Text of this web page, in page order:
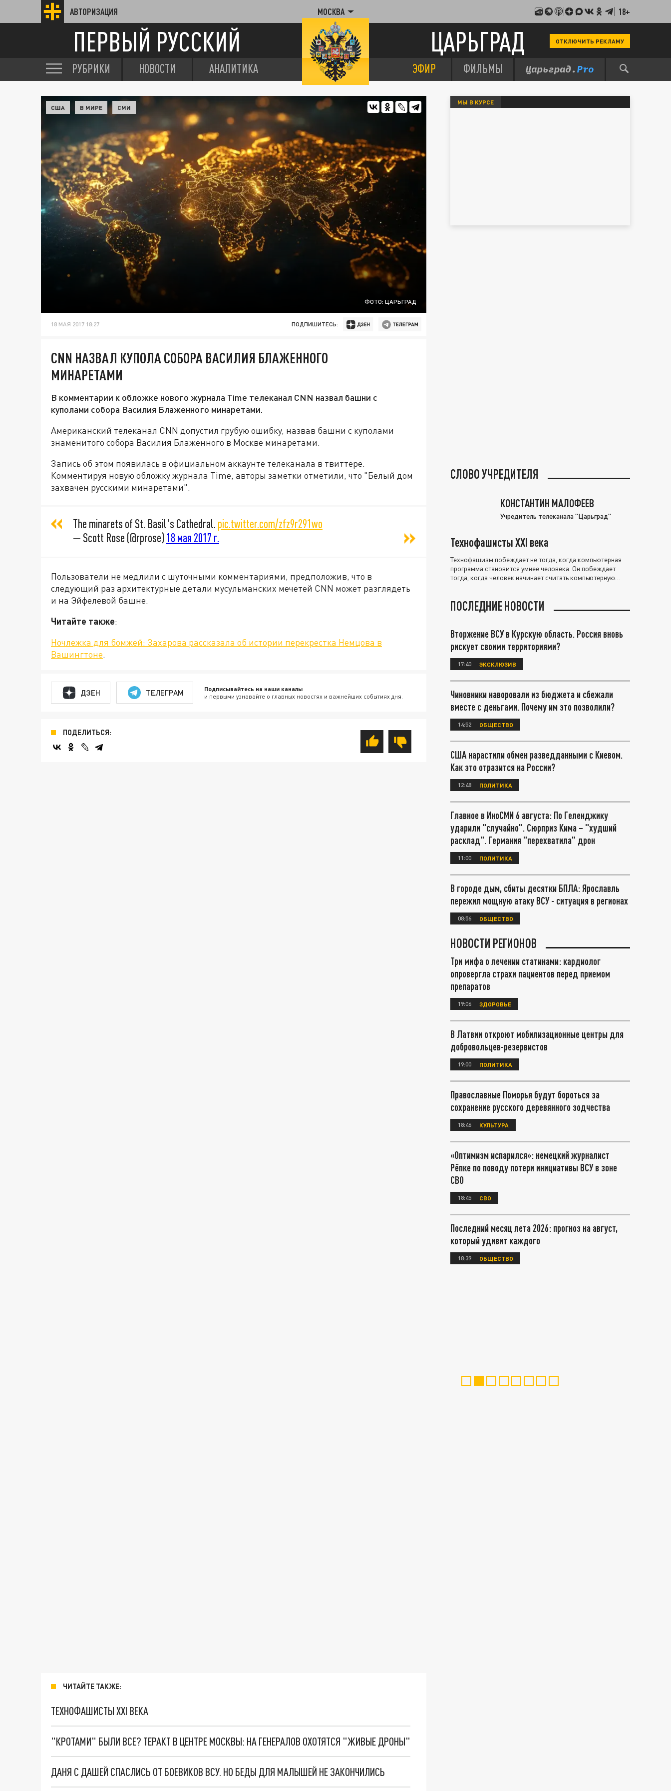
АВТОРИЗАЦИЯ МОСКВА 18+
ПЕРВЫЙ РУССКИЙ ЦАРЬГРАД ОТКЛЮЧИТЬ РЕКЛАМУ
РУБРИКИ НОВОСТИ АНАЛИТИКА ЭФИР ФИЛЬМЫ
ФОТО: ЦАРЬГРАД
США В МИРЕ СМИ
18 МАЯ 2017 18:27 ПОДПИШИТЕСЬ:
CNN НАЗВАЛ КУПОЛА СОБОРА ВАСИЛИЯ БЛАЖЕННОГО
МИНАРЕТАМИ
В комментарии к обложке нового журнала Time телеканал CNN назвал башни с
куполами собора Василия Блаженного минаретами.
Американский телеканал CNN допустил грубую ошибку, назвав башни с куполами
знаменитого собора Василия Блаженного в Москве минаретами.
Запись об этом появилась в официальном аккаунте телеканала в твиттере.
Комментируя новую обложку журнала Time, авторы заметки отметили, что "Белый дом
захвачен русскими минаретами".
The minarets of St. Basil's Cathedral. pic.twitter.com/zfz9r291wo
— Scott Rose (@rprose) 18 мая 2017 г.
Пользователи не медлили с шуточными комментариями, предположив, что в
следующий раз архитектурные детали мусульманских мечетей CNN может разглядеть
и на Эйфелевой башне.
Читайте также:
Ночлежка для бомжей: Захарова рассказала об истории перекрестка Немцова в
Вашингтоне.
ДЗЕН ТЕЛЕГРАМ Подписывайтесь на наши каналы
и первыми узнавайте о главных новостях и важнейших событиях дня.
ПОДЕЛИТЬСЯ:
ЧИТАЙТЕ ТАКЖЕ:
ТЕХНОФАШИСТЫ XXI ВЕКА
"КРОТАМИ" БЫЛИ ВСЕ? ТЕРАКТ В ЦЕНТРЕ МОСКВЫ: НА ГЕНЕРАЛОВ ОХОТЯТСЯ "ЖИВЫЕ ДРОНЫ"
ДАНЯ С ДАШЕЙ СПАСЛИСЬ ОТ БОЕВИКОВ ВСУ. НО БЕДЫ ДЛЯ МАЛЫШЕЙ НЕ ЗАКОНЧИЛИСЬ
МЫ В КУРСЕ
СЛОВО УЧРЕДИТЕЛЯ
КОНСТАНТИН МАЛОФЕЕВ
Учредитель телеканала "Царьград"
Технофашисты XXI века
Технофашизм побеждает не тогда, когда компьютерная
программа становится умнее человека. Он побеждает
тогда, когда человек начинает считать компьютерную
ПОСЛЕДНИЕ НОВОСТИ
Вторжение ВСУ в Курскую область. Россия вновь
рискует своими территориями?
17:40 ЭКСКЛЮЗИВ
Чиновники наворовали из бюджета и сбежали
вместе с деньгами. Почему им это позволили?
14:52 ОБЩЕСТВО
США нарастили обмен разведданными с Киевом.
Как это отразится на России?
12:48 ПОЛИТИКА
Главное в ИноСМИ 6 августа: По Геленджику
ударили "случайно". Сюрприз Кима – "худший
расклад". Германия "перехватила" дрон
11:00 ПОЛИТИКА
В городе дым, сбиты десятки БПЛА: Ярославль
пережил мощную атаку ВСУ - ситуация в регионах
08:56 ОБЩЕСТВО
НОВОСТИ РЕГИОНОВ
Три мифа о лечении статинами: кардиолог
опровергла страхи пациентов перед приемом
препаратов
19:06 ЗДОРОВЬЕ
В Латвии откроют мобилизационные центры для
добровольцев-резервистов
19:00 ПОЛИТИКА
Православные Поморья будут бороться за
сохранение русского деревянного зодчества
18:46 КУЛЬТУРА
«Оптимизм испарился»: немецкий журналист
Рёпке по поводу потери инициативы ВСУ в зоне
СВО
18:45 СВО
Последний месяц лета 2026: прогноз на август,
который удивит каждого
18:39 ОБЩЕСТВО